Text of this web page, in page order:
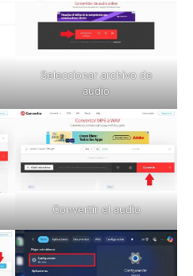
Seleccionar archivo de
audio
Convertir el audio